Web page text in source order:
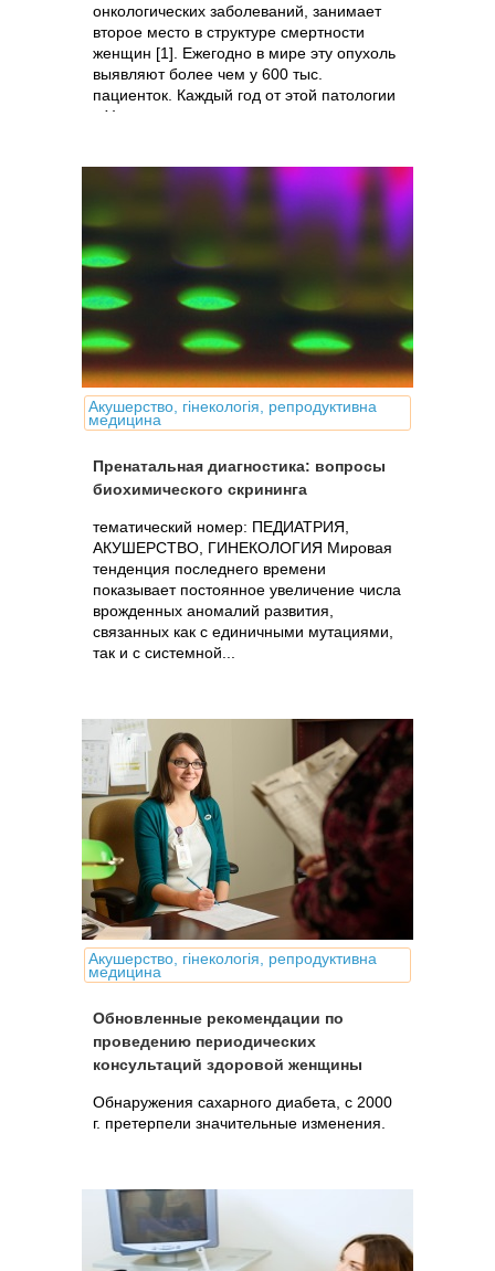
онкологических заболеваний, занимает
второе место в структуре смертности
женщин [1]. Ежегодно в мире эту опухоль
выявляют более чем у 600 тыс.
пациенток. Каждый год от этой патологии
в Украине...
Акушерство, гінекологія, репродуктивна
медицина
Пренатальная диагностика: вопросы
биохимического скрининга
тематический номер: ПЕДИАТРИЯ,
АКУШЕРСТВО, ГИНЕКОЛОГИЯ Мировая
тенденция последнего времени
показывает постоянное увеличение числа
врожденных аномалий развития,
связанных как с единичными мутациями,
так и с системной...
Акушерство, гінекологія, репродуктивна
медицина
Обновленные рекомендации по
проведению периодических
консультаций здоровой женщины
Обнаружения сахарного диабета, с 2000
г. претерпели значительные изменения.